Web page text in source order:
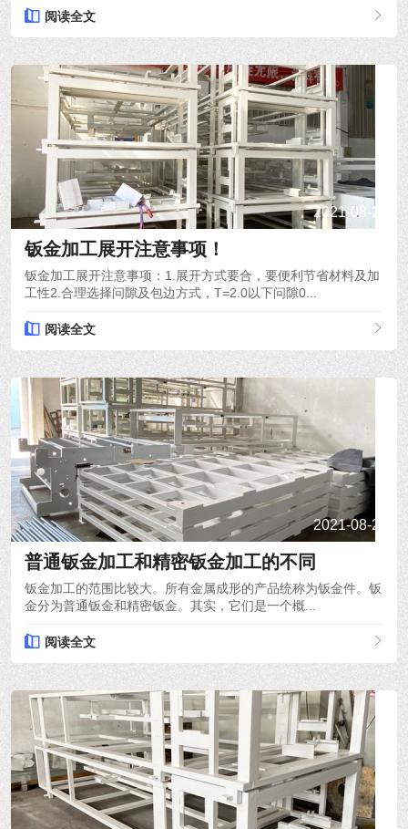
阅读全文
2021-08-26
钣金加工展开注意事项！
钣金加工展开注意事项：1.展开方式要合，要便利节省材料及加
工性2.合理选择问隙及包边方式，T=2.0以下问隙0...
阅读全文
2021-08-24
普通钣金加工和精密钣金加工的不同
钣金加工的范围比较大。所有金属成形的产品统称为钣金件。钣
金分为普通钣金和精密钣金。其实，它们是一个概...
阅读全文